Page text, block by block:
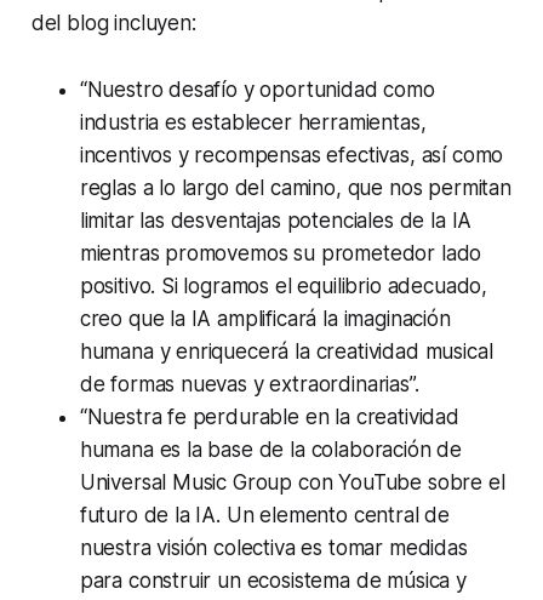
del blogincluyen:
“Nuestro desafío y oportunidad como
industria es establecer herramientas,
incentivos y recompensas efectivas, así como
reglas a lo largo del camino, que nos permitan
limitar las desventajas potenciales de la IA
mientras promovemos su prometedor lado
positivo. Si logramos el equilibrio adecuado,
creo que la IA amplificará la imaginación
humana y enriquecerá la creatividad musical
de formas nuevas y extraordinarias”.
“Nuestra fe perdurable en la creatividad
humana es la base de la colaboración de
Universal Music Group con YouTube sobre el
futuro de la IA. Un elemento central de
nuestra visión colectiva es tomar medidas
para construir un ecosistema de música y